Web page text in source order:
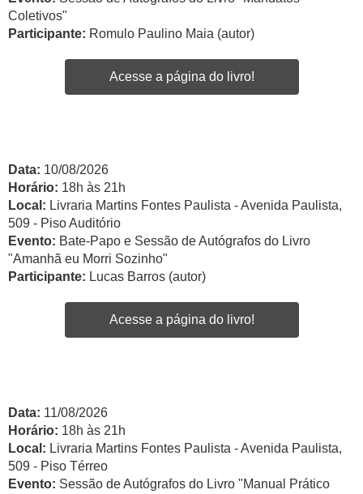
Coletivos"
Participante: Romulo Paulino Maia (autor)
Acesse a página do livro!
Data: 10/08/2026
Horário: 18h às 21h
Local: Livraria Martins Fontes Paulista - Avenida Paulista,
509 - Piso Auditório
Evento: Bate-Papo e Sessão de Autógrafos do Livro
"Amanhã eu Morri Sozinho"
Participante: Lucas Barros (autor)
Acesse a página do livro!
Data: 11/08/2026
Horário: 18h às 21h
Local: Livraria Martins Fontes Paulista - Avenida Paulista,
509 - Piso Térreo
Evento: Sessão de Autógrafos do Livro "Manual Prático